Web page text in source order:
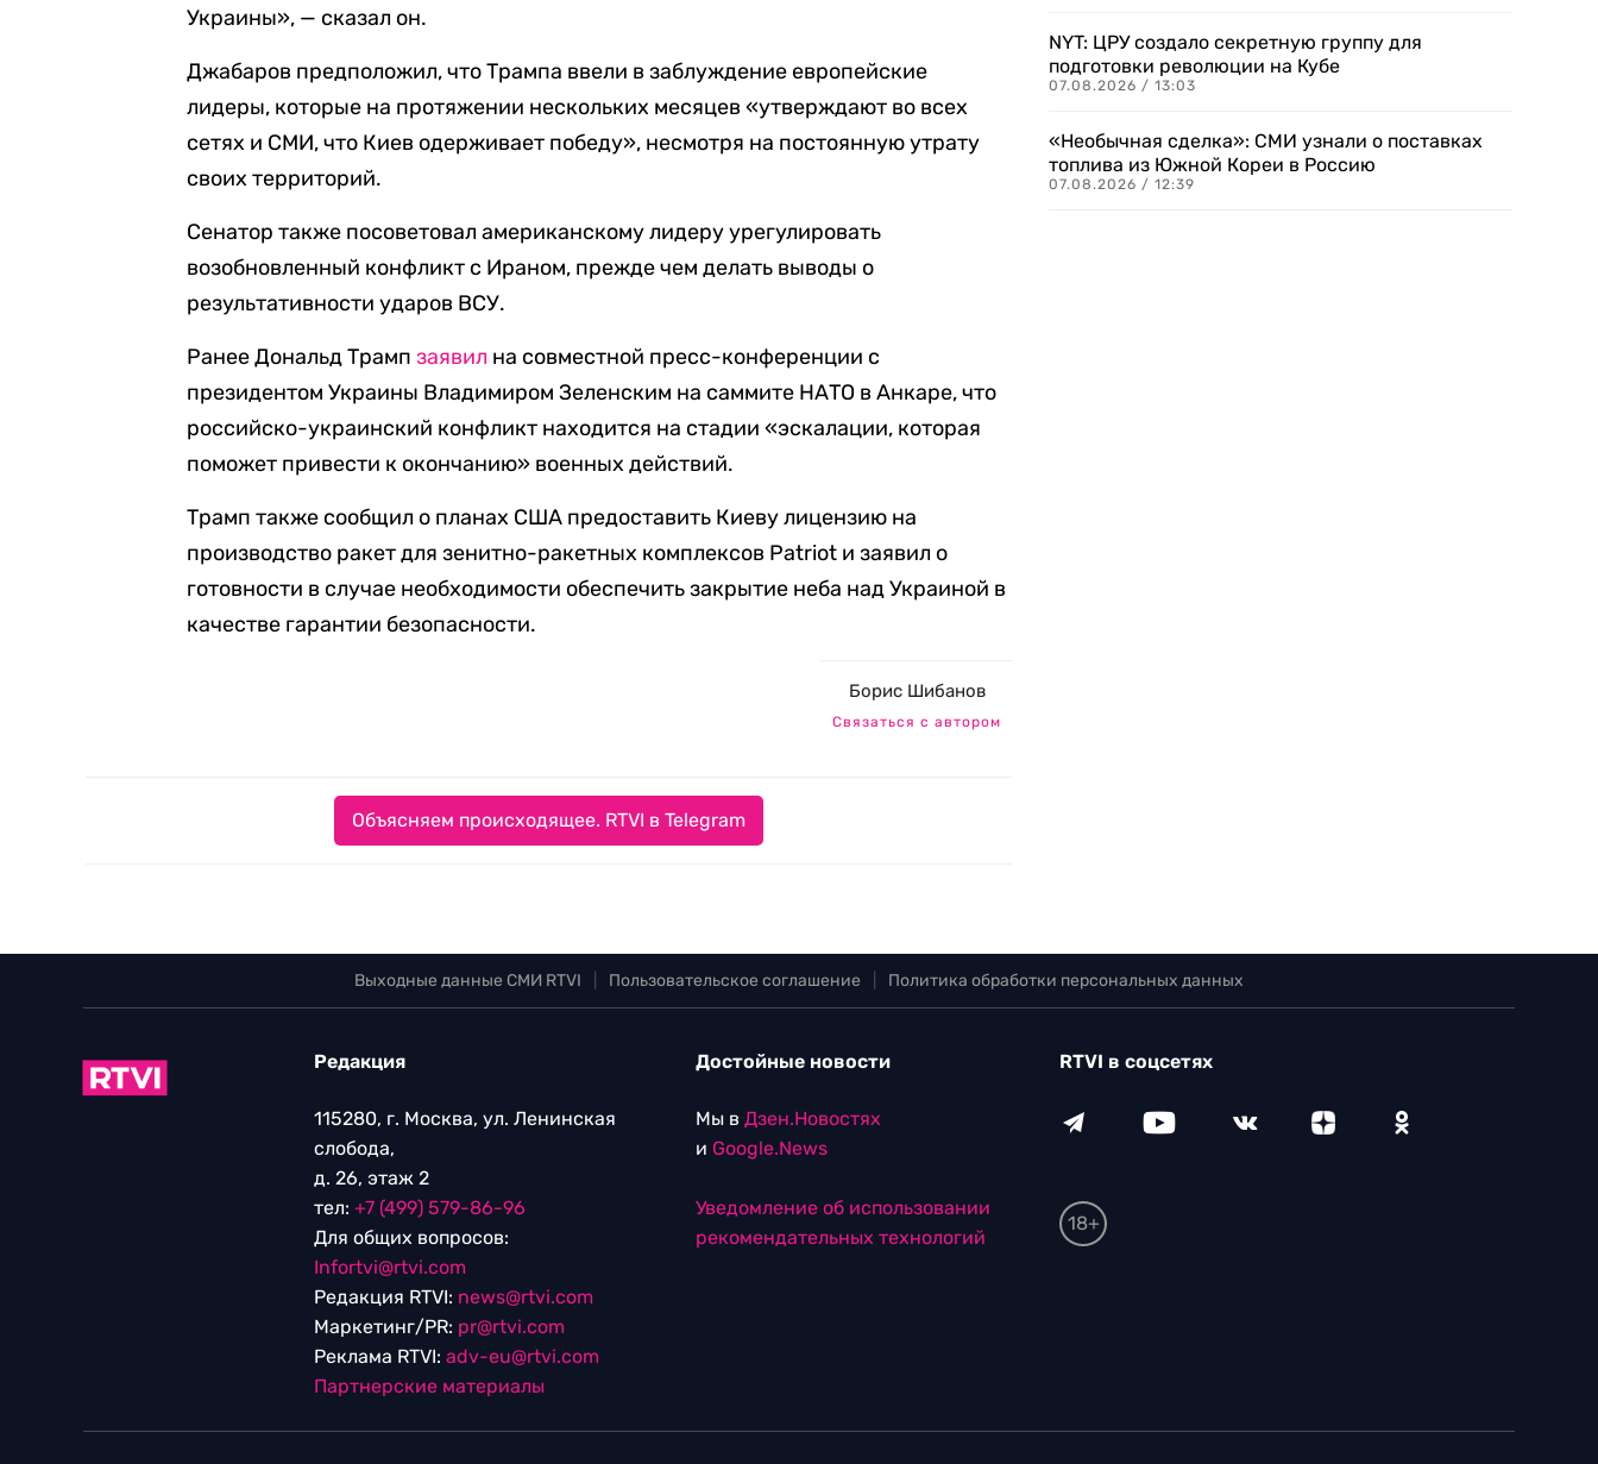
Украины», — сказал он.
Джабаров предположил, что Трампа ввели в заблуждение европейские
лидеры, которые на протяжении нескольких месяцев «утверждают во всех
сетях и СМИ, что Киев одерживает победу», несмотря на постоянную утрату
своих территорий.
Сенатор также посоветовал американскому лидеру урегулировать
возобновленный конфликт с Ираном, прежде чем делать выводы о
результативности ударов ВСУ.
Ранее Дональд Трампзаявил на совместной пресс-конференции с
президентом Украины Владимиром Зеленским на саммите НАТО в Анкаре, что
российско-украинский конфликт находится на стадии «эскалации, которая
поможет привести к окончанию» военных действий.
Трамп также сообщил о планах США предоставить Киеву лицензию на
производство ракет для зенитно-ракетных комплексов Patriot и заявил о
готовности в случае необходимости обеспечить закрытие неба над Украиной в
качестве гарантии безопасности.
Борис Шибанов
Связаться с автором
Объясняем происходящее. RTVI в Telegram
NYT: ЦРУ создало секретную группу для
подготовки революции на Кубе
07.08.2026 / 13:03
«Необычная сделка»: СМИ узнали о поставках
топлива из Южной Кореи в Россию
07.08.2026 / 12:39
Выходные данные СМИ RTVI Пользовательское соглашение Политика обработки персональных данных
Редакция
115280, г. Москва, ул. Ленинская
слобода,
д. 26, этаж 2
тел: +7 (499) 579-86-96
Для общих вопросов:
Infortvi@rtvi.com
Редакция RTVI: news@rtvi.com
Маркетинг/PR: pr@rtvi.com
Реклама RTVI: adv-eu@rtvi.com
Партнерские материалы
Достойные новости
Мы в Дзен.Новостях
и Google.News
Уведомление об использовании
рекомендательных технологий
RTVI в соцсетях
18+